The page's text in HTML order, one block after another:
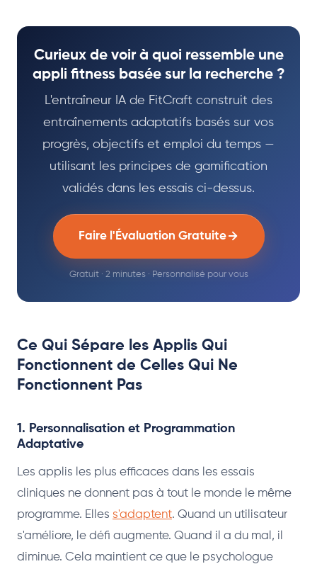
Curieux de voir à quoi ressemble une
appli fitness basée sur la recherche ?
L'entraîneur IA de FitCraft construit des
entraînements adaptatifs basés sur vos
progrès, objectifs et emploi du temps —
utilisant les principes de gamification
validés dans les essais ci-dessus.
Faire l'Évaluation Gratuite
Gratuit · 2 minutes · Personnalisé pour vous
Ce Qui Sépare les Applis Qui
Fonctionnent de Celles Qui Ne
Fonctionnent Pas
1. Personnalisation et Programmation
Adaptative
Les applis les plus efficaces dans les essais
cliniques ne donnent pas à tout le monde le même
programme. Elles s'adaptent. Quand un utilisateur
s'améliore, le défi augmente. Quand il a du mal, il
diminue. Cela maintient ce que le psychologue